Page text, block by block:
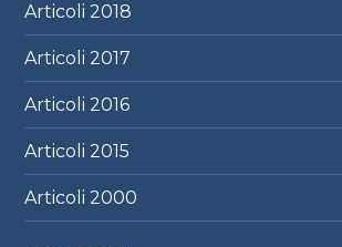
Articoli2018
Articoli2017
Articoli2016
Articoli2015
Articoli2000